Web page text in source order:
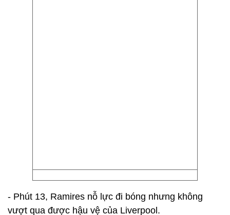
- Phút 13, Ramires nỗ lực đi bóng nhưng không
vượt qua được hậu vệ của Liverpool.